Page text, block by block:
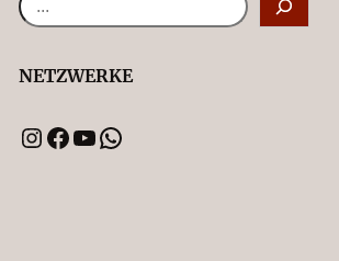
NETZWERKE
InstagramFacebook YouTube WhatsApp